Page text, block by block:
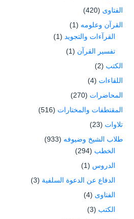
الفتاوى (420)
القرآن وعلومه (1)
القرآءات والتجويد (1)
تفسير القرآن (1)
الكتب (2)
اللقاءات (4)
المحاضرات (270)
المقتطفات والمختارات (516)
تلاوات (23)
طلاب الشيخ وضيوفه (933)
الخطب (294)
الدروس (1)
الدفاع عن الدعوة السلفية (3)
الفتاوى (4)
الكتب (3)